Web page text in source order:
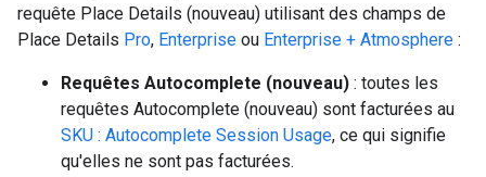
requête Place Details (nouveau) utilisant des champs de
Place Details Pro, Enterprise ou Enterprise + Atmosphere :
Requêtes Autocomplete (nouveau) : toutes les
requêtes Autocomplete (nouveau) sont facturées au
SKU : Autocomplete Session Usage, ce qui signifie
qu'elles ne sont pas facturées.